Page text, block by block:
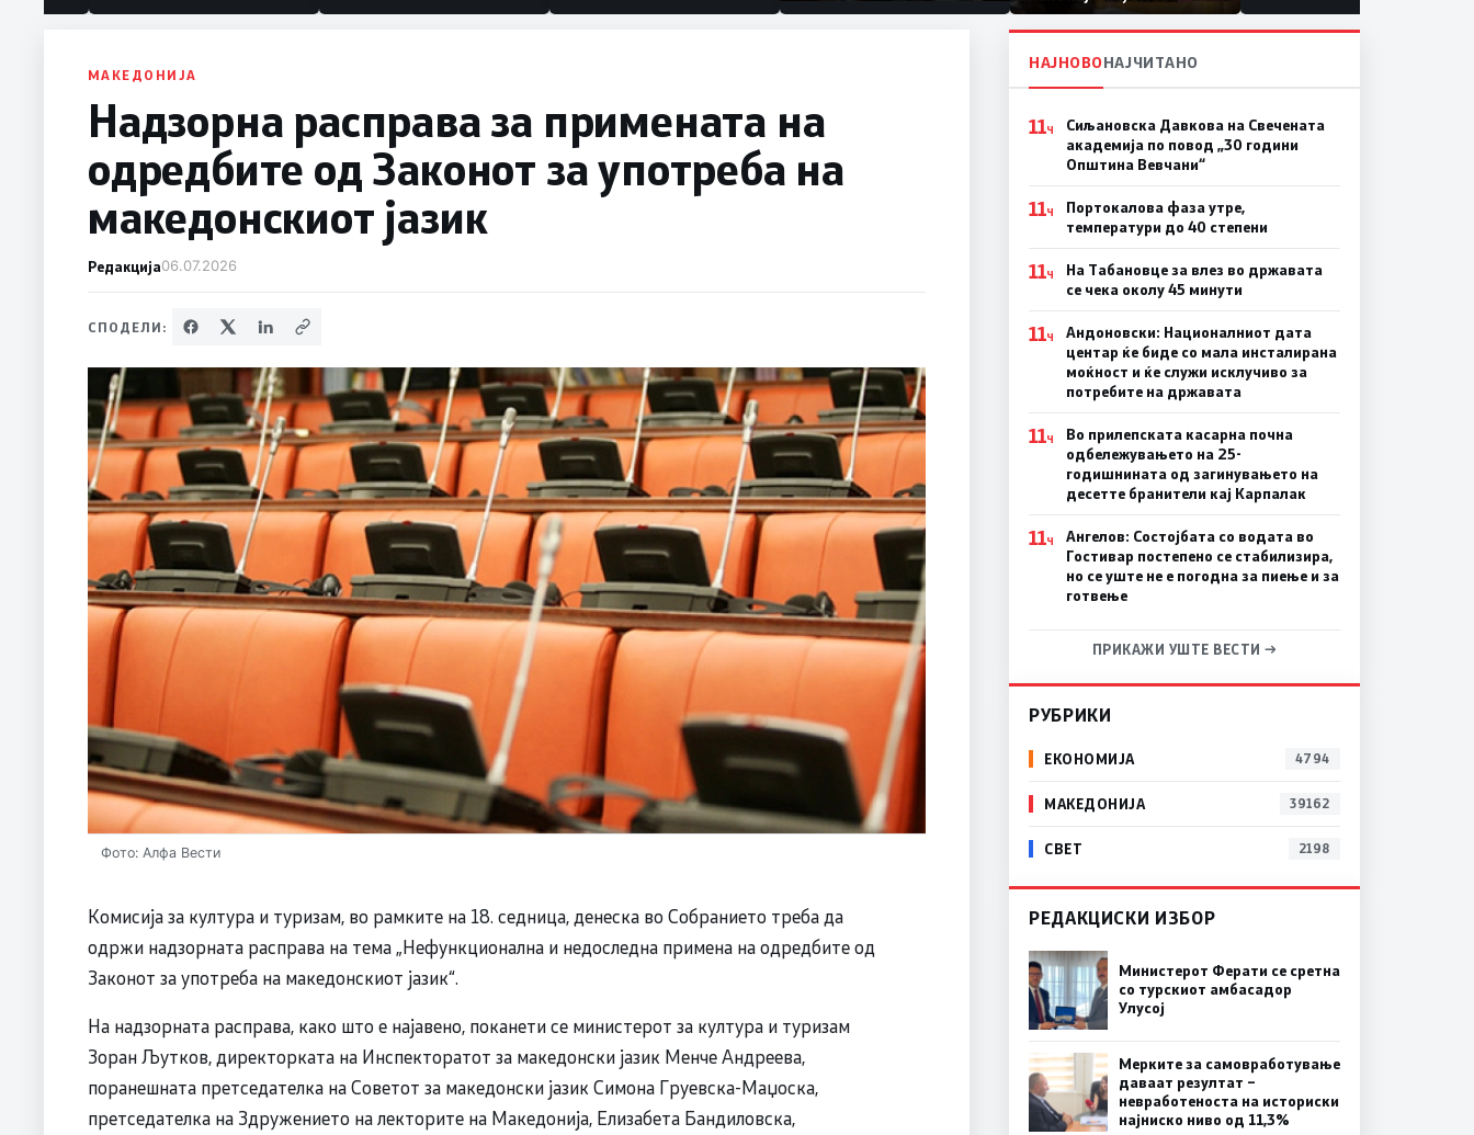
половина тунел во слепа
првачиња помалку
МАКЕДОНИЈА
Надзорна расправа за примената на
одредбите од Законот за употреба на
македонскиот јазик
Редакција06.07.2026
СПОДЕЛИ:
Фото: Алфа Вести
Комисија за култура и туризам, во рамките на 18. седница, денеска во Собранието треба да
одржи надзорната расправа на тема „Нефункционална и недоследна примена на одредбите од
Законот за употреба на македонскиот јазик“.
На надзорната расправа, како што е најавено, поканети се министерот за култура и туризам
Зоран Љутков, директорката на Инспекторатот за македонски јазик Менче Андреева,
поранешната претседателка на Советот за македонски јазик Симона Груевска-Маџоска,
претседателка на Здружението на лекторите на Македонија, Елизабета Бандиловска,
НАЈНОВОНАЈЧИТАНО
11Ч
Сиљановска Давкова на Свечената
академија по повод „30 години
Општина Вевчани“
11Ч
Портокалова фаза утре,
температури до 40 степени
11Ч
На Табановце за влез во државата
се чека околу 45 минути
11Ч
Андоновски: Националниот дата
центар ќе биде со мала инсталирана
моќност и ќе служи исклучиво за
потребите на државата
11Ч
Во прилепската касарна почна
одбележувањето на 25-
годишнината од загинувањето на
десетте бранители кај Карпалак
11Ч
Ангелов: Состојбата со водата во
Гостивар постепено се стабилизира,
но се уште не е погодна за пиење и за
готвење
ПРИКАЖИ УШТЕ ВЕСТИ →
РУБРИКИ
ЕКОНОМИЈА 4794
МАКЕДОНИЈА 39162
СВЕТ 2198
РЕДАКЦИСКИ ИЗБОР
Министерот Ферати се сретна
со турскиот амбасадор
Улусој
Мерките за самовработување
даваат резултат –
невработеноста на историски
најниско ниво од 11,3%